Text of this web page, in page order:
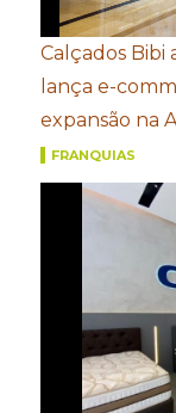
Calçados
lança e-
expansão na
FRANQUIAS